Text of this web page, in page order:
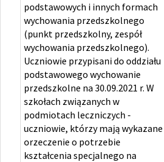
podstawowych i innych formach
wychowania przedszkolnego
(punkt przedszkolny, zespół
wychowania przedszkolnego).
Uczniowie przypisani do oddziału
podstawowego wychowanie
przedszkolne na 30.09.2021 r. W
szkołach związanych w
podmiotach leczniczych -
uczniowie, którzy mają wykazane
orzeczenie o potrzebie
kształcenia specjalnego na